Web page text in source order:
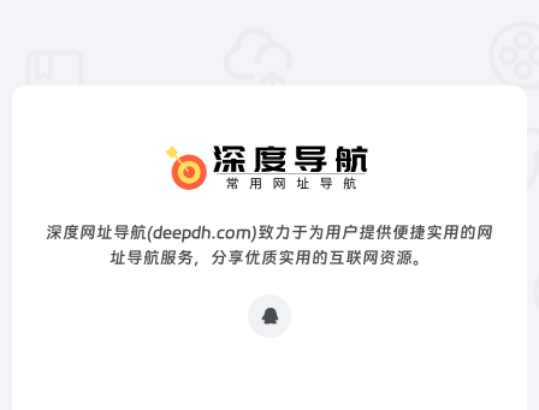
深度网址导航(deepdh.com)致力于为用户提供便捷实用的网
址导航服务，分享优质实用的互联网资源。